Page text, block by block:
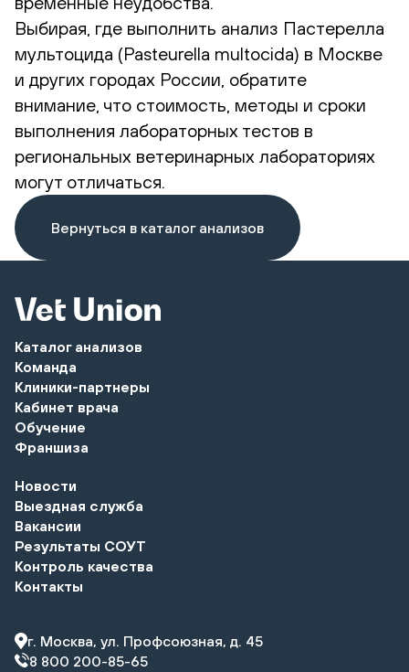
Выбирая, где выполнить анализ Пастерелла
мультоцида (Pasteurella multocida) в Москве
и других городах России, обратите
внимание, что стоимость, методы и сроки
выполнения лабораторных тестов в
региональных ветеринарных лабораториях
могут отличаться.
Вернуться в каталог анализов
Каталог анализов
Команда
Клиники-партнеры
Кабинет врача
Обучение
Франшиза
Новости
Выездная служба
Вакансии
Результаты СОУТ
Контроль качества
Контакты
г. Москва, ул. Профсоюзная, д. 45
8 800 200-85-65